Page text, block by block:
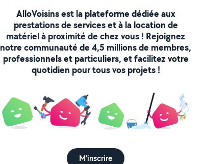
AlloVoisins est la plateforme dédiée aux
prestations de services et à la location de
matériel à proximité de chez vous ! Rejoignez
notre communauté de 4,5 millions de membres,
professionnels et particuliers, et facilitez votre
quotidien pour tous vos projets !
M'inscrire